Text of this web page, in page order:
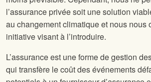
l’assurance privée soit une solution
au changement climatique et nous nous
initiative visant à l’introduire.
L’assurance est une forme de gestion
qui transfère le coût des événements